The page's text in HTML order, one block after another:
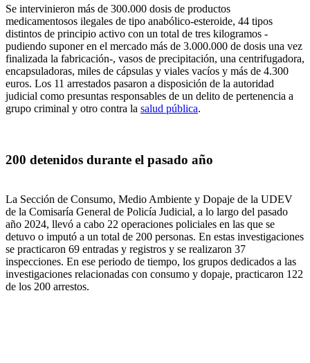
Se intervinieron más de 300.000 dosis de productos
medicamentosos ilegales de tipo anabólico-esteroide, 44 tipos
distintos de principio activo con un total de tres kilogramos -
pudiendo suponer en el mercado más de 3.000.000 de dosis una vez
finalizada la fabricación-, vasos de precipitación, una centrifugadora,
encapsuladoras, miles de cápsulas y viales vacíos y más de 4.300
euros. Los 11 arrestados pasaron a disposición de la autoridad
judicial como presuntas responsables de un delito de pertenencia a
grupo criminal y otro contra la salud pública.
200 detenidos durante el pasado año
La Sección de Consumo, Medio Ambiente y Dopaje de la UDEV
de la Comisaría General de Policía Judicial, a lo largo del pasado
año 2024, llevó a cabo 22 operaciones policiales en las que se
detuvo o imputó a un total de 200 personas. En estas investigaciones
se practicaron 69 entradas y registros y se realizaron 37
inspecciones. En ese periodo de tiempo, los grupos dedicados a las
investigaciones relacionadas con consumo y dopaje, practicaron 122
de los 200 arrestos.